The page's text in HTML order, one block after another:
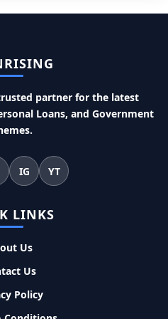
Online: इस तरह कैनरा बैंक से घर बैठे ले
सकते है PM किसान क्रेडिट कार्ड, घर
ब्याज फ्री, छोटी किस्तों में आसानी से कर
Online: आज ही घर बैठे खोले ये
कार्ड और जमा पर तगड़ा ब्याज
UPI से भी ले सकते है 50000 तक का लोन,
25 लाख को मिलेगा पैसा
partner for the latest
Loans, and Government
IG YT
LINKS
Us
Us
Policy